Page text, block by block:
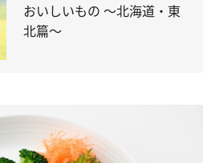
おいしいもの ～北海道・東
北篇～